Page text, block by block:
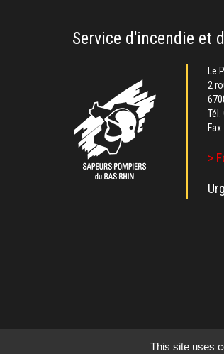
Service d'incendie et
Le
2
Tél.
>
This site uses